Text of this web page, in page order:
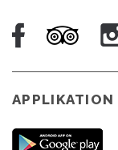
APPLIKATION